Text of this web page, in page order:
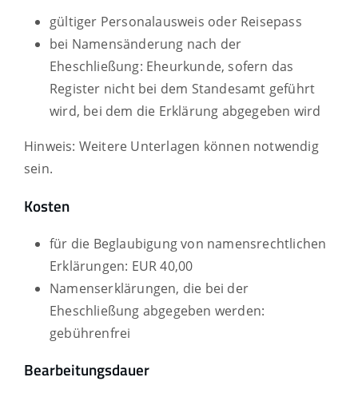
gültiger Personalausweis oder Reisepass
bei Namensänderung nach der
Eheschließung: Eheurkunde, sofern das
Register nicht bei dem Standesamt geführt
wird, bei dem die Erklärung abgegeben wird
Hinweis: Weitere Unterlagen können notwendig
sein.
Kosten
für die Beglaubigung von namensrechtlichen
Erklärungen: EUR 40,00
Namenserklärungen, die bei der
Eheschließung abgegeben werden:
gebührenfrei
Bearbeitungsdauer